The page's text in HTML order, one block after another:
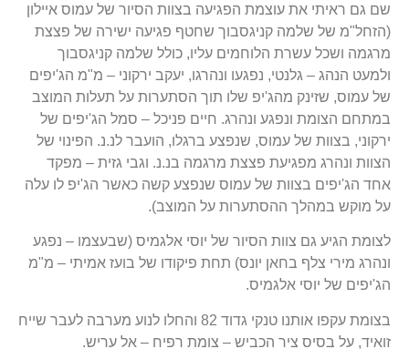
שם גם ראיתי את עוצמת הפגיעה בצוות הסיור של עמוס איילון
(הזחל"מ של שלמה קניגסבוך שחטף פגיעה ישירה של פצצת
מרגמה ושכל עשרת הלוחמים עליו, כולל שלמה קניגסבוך
ולמעט הנהג – גלנטי, נפגעו ונהרגו, יעקב ירקוני – מ"מ הג'יפים
של עמוס, שזינק מהג'יפ שלו תוך הסתערות על תעלות המוצב
במתחם הצומת ונפגע ונהרג. חיים פניכל – סמל הג'יפים של
ירקוני, בצוות של עמוס, שנפצע ברגלו, הועבר לנ.נ. הפינוי של
הצוות ונהרג מפגיעת פצצת מרגמה בנ.נ. וגבי גזית – מפקד
אחד הג'יפים בצוות של עמוס שנפצע קשה כאשר הג'יפ לו עלה
על מוקש במהלך ההסתערות על המוצב).
לצומת הגיע גם צוות הסיור של יוסי אלגמיס (שבעצמו – נפגע
ונהרג מירי צלף בחאן יונס) תחת פיקודו של בועז אמיתי – מ"מ
הג'יפים של יוסי אלגמיס.
בצומת עקפו אותנו טנקי גדוד 82 והחלו לנוע מערבה לעבר שייח
זואיד, על בסיס ציר הכביש – צומת רפיח – אל עריש.